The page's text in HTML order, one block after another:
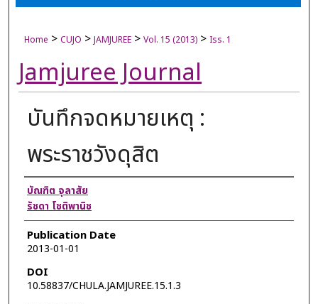
Home > CUJO > JAMJUREE > Vol. 15 (2013) > Iss. 1
Jamjuree Journal
บันทึกจดหมายเหตุ :
พระราชวังดุสิต
Authors
บัณฑิต จุลาสัย
รัชดา โชติพานิช
Publication Date
2013-01-01
DOI
10.58837/CHULA.JAMJUREE.15.1.3